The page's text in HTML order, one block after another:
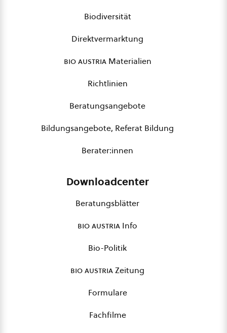
Biodiversität
Direktvermarktung
bio austriaMaterialien
Richtlinien
Beratungsangebote
Bildungsangebote, Referat Bildung
Berater:innen
Downloadcenter
Beratungsblätter
bio austria Info
Bio-Politik
bio austriaZeitung
Formulare
Fachfilme